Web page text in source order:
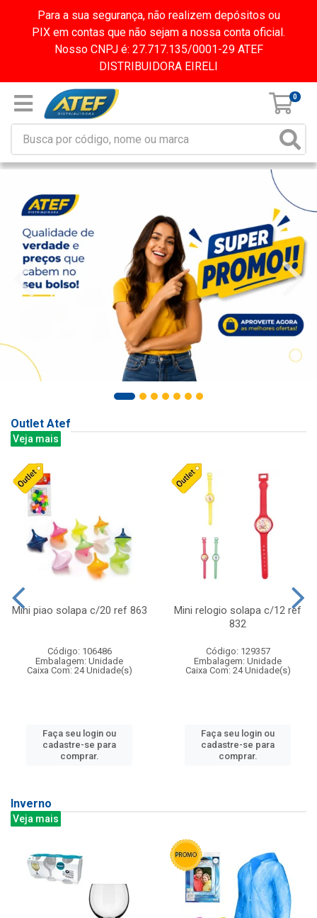
Para a sua segurança, não realizem depósitos ou
PIX em contas que não sejam a nossa conta oficial.
Nosso CNPJ é: 27.717.135/0001-29 ATEF
DISTRIBUIDORA EIRELI
0
Outlet Atef
Veja mais
Mini piao solapa c/20 ref 863
Código: 106486
Embalagem: Unidade
Caixa Com: 24 Unidade(s)
Faça seu login ou
cadastre-se para
comprar.
Mini relogio solapa c/12 ref
832
Código: 129357
Embalagem: Unidade
Caixa Com: 24 Unidade(s)
Faça seu login ou
cadastre-se para
comprar.
Inverno
Veja mais